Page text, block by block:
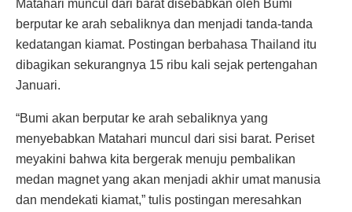
Matahari muncul dari barat disebabkan oleh Bumi
berputar ke arah sebaliknya dan menjadi tanda-tanda
kedatangan kiamat. Postingan berbahasa Thailand itu
dibagikan sekurangnya 15 ribu kali sejak pertengahan
Januari.
“Bumi akan berputar ke arah sebaliknya yang
menyebabkan Matahari muncul dari sisi barat. Periset
meyakini bahwa kita bergerak menuju pembalikan
medan magnet yang akan menjadi akhir umat manusia
dan mendekati kiamat,” tulis postingan meresahkan